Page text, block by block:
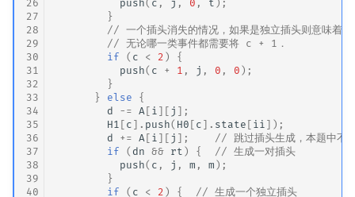
26
27
28
29
30
31
32
33
34
35
36
37
38
39
40
push( c , j , 0 , t );
}
// 一个插头消失的情况，如果是独立插头则意味着
// 无论哪一类事件都需要将 c + 1．
if
( c < 2 )
{
push( c + 1 , j , 0 , 0 );
}
}
else
{
d
-= A [ i ][ j ];
H1 [ c ]. push( H0 [ c ]. state [ ii ]);
d
+= A [ i ][ j ];
// 跳过插头生成，本题中不
if
( dn && rt ) {
// 生成一对插头
push( c , j , m , m );
}
if
( c < 2 ) {
// 生成一个独立插头